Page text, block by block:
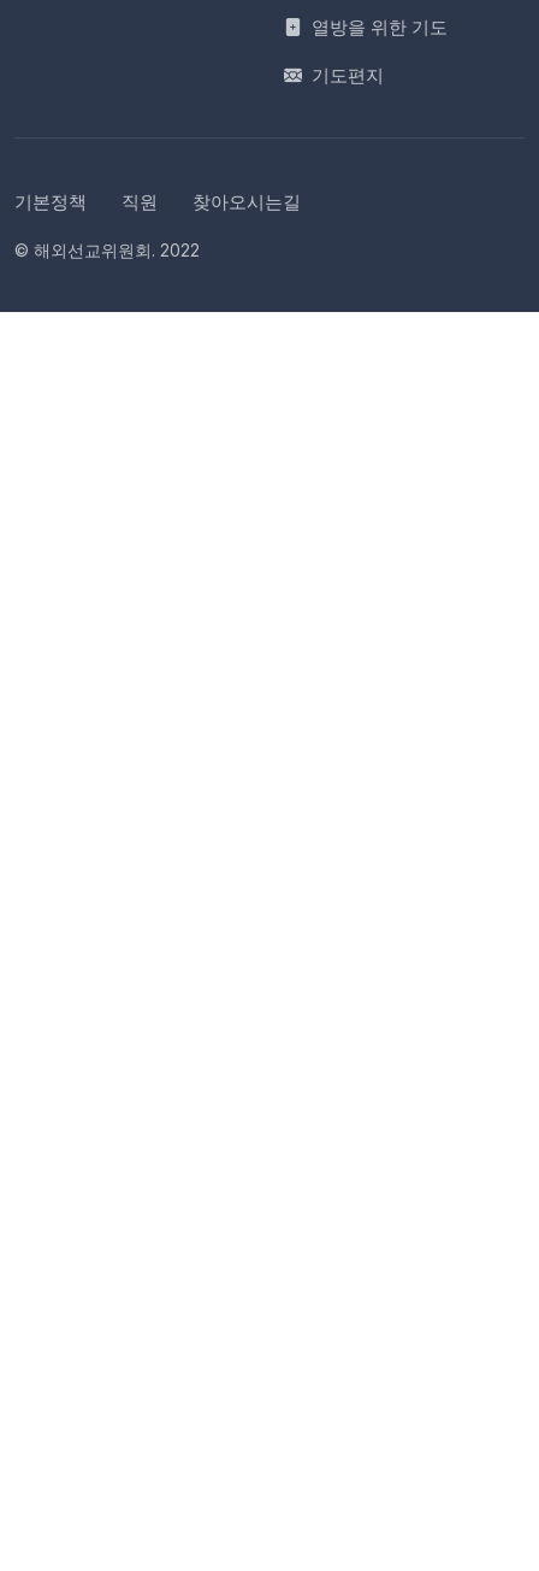
열방을 위한 기도
기도편지
기본정책 직원 찾아오시는길
© 해외선교위원회. 2022